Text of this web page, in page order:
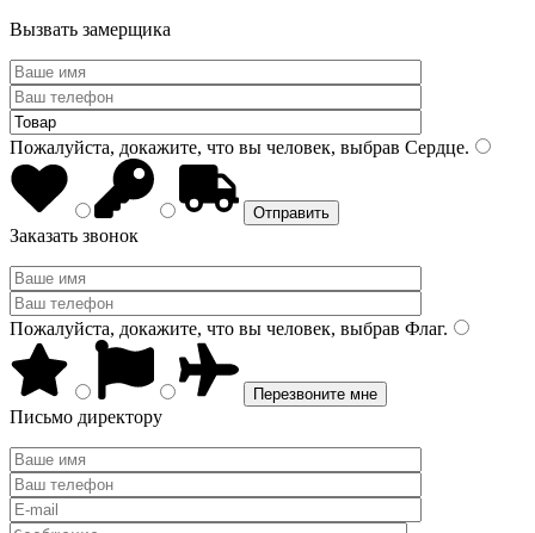
Вызвать замерщика
Пожалуйста, докажите, что вы человек, выбрав Сердце.
Заказать звонок
Пожалуйста, докажите, что вы человек, выбрав Флаг.
Письмо директору